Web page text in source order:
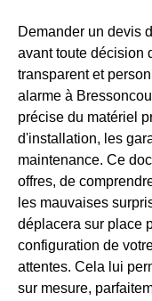
Demander un devis
avant toute décision
transparent et
alarme à
précise du matériel
d'installation, les
maintenance. Ce
offres, de
les mauvaises
déplacera sur place
configuration de
attentes. Cela lui
sur mesure,